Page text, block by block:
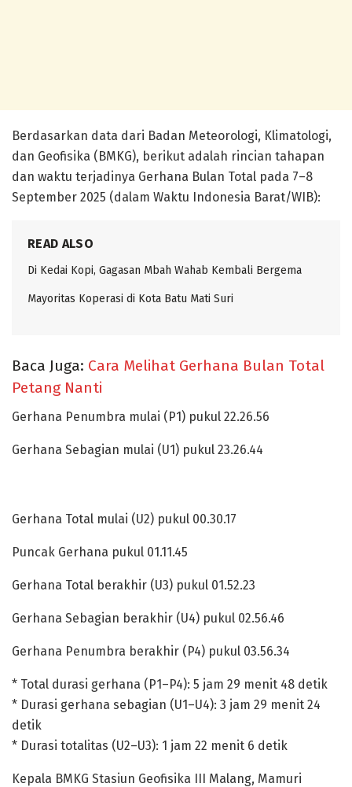
Berdasarkan data dari Badan Meteorologi, Klimatologi,
dan Geofisika (BMKG), berikut adalah rincian tahapan
dan waktu terjadinya Gerhana Bulan Total pada 7–8
September 2025 (dalam Waktu Indonesia Barat/WIB):
READ ALSO
Di Kedai Kopi, Gagasan Mbah Wahab Kembali Bergema
Mayoritas Koperasi di Kota Batu Mati Suri
Baca Juga: Cara Melihat Gerhana Bulan Total
Petang Nanti
Gerhana Penumbra mulai (P1) pukul 22.26.56
Gerhana Sebagian mulai (U1) pukul 23.26.44
Gerhana Total mulai (U2) pukul 00.30.17
Puncak Gerhana pukul 01.11.45
Gerhana Total berakhir (U3) pukul 01.52.23
Gerhana Sebagian berakhir (U4) pukul 02.56.46
Gerhana Penumbra berakhir (P4) pukul 03.56.34
* Total durasi gerhana (P1–P4): 5 jam 29 menit 48 detik
* Durasi gerhana sebagian (U1–U4): 3 jam 29 menit 24
detik
* Durasi totalitas (U2–U3): 1 jam 22 menit 6 detik
Kepala BMKG Stasiun Geofisika III Malang, Mamuri